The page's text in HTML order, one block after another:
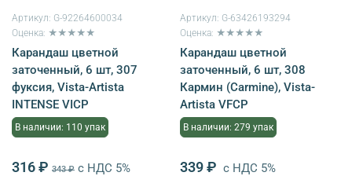
Артикул: G-92264600034
Оценка: ★★★★★
Карандаш цветной
заточенный, 6 шт, 307
фуксия, Vista-Artista
INTENSE VICP
В наличии: 110 упак
316 ₽ 343 ₽ с НДС 5%
Артикул: G-63426193294
Оценка: ★★★★★
Карандаш цветной
заточенный, 6 шт, 308
Кармин (Carmine), Vista-
Artista VFCP
В наличии: 279 упак
339 ₽ с НДС 5%